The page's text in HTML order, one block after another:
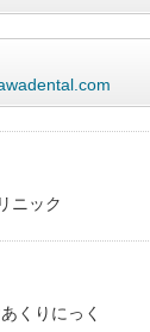
ニック
くりにっく